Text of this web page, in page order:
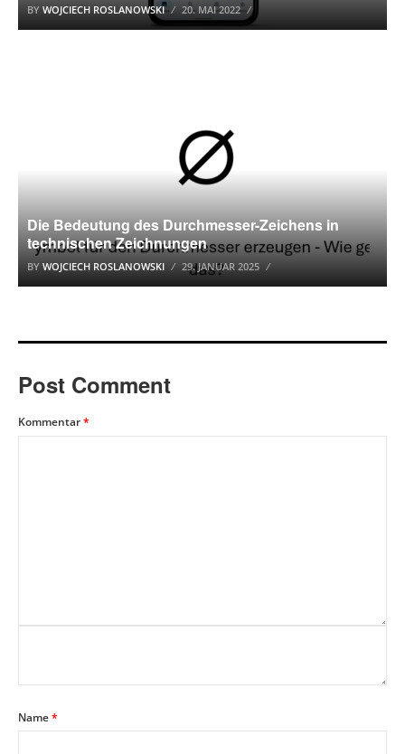
BY WOJCIECH ROSLANOWSKI 20. MAI 2022
Die Bedeutung des Durchmesser-Zeichens in
technischen Zeichnungen
BY WOJCIECH ROSLANOWSKI 29. JANUAR 2025
Post Comment
Kommentar*
Name*